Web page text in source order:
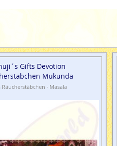
Gifts Devotion
Mukunda
Räucherstäbchen · Masala